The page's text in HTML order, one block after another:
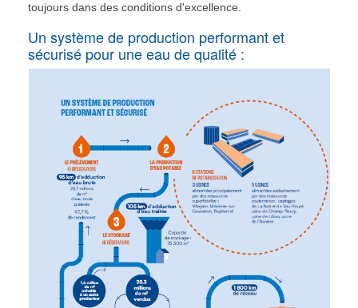
toujours dans des conditions d'excellence.
Un système de production performant et
sécurisé pour une eau de qualité :